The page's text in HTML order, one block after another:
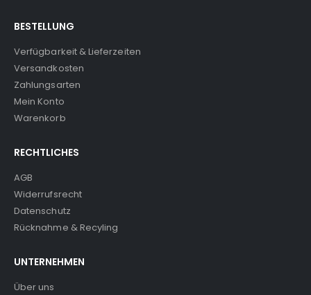
BESTELLUNG
Verfügbarkeit & Lieferzeiten
Versandkosten
Zahlungsarten
Mein Konto
Warenkorb
RECHTLICHES
AGB
Widerrufsrecht
Datenschutz
Rücknahme & Recyling
UNTERNEHMEN
Über uns